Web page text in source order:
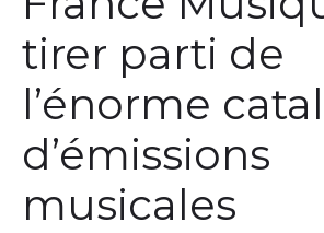
tirer parti de
l’énorme
d’émissions
musicales